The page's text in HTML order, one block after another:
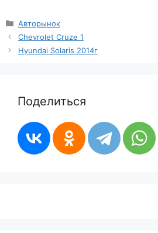
Рубрики
Авторынок
Chevrolet Cruze 1
Hyundai Solaris 2014г
Поделиться